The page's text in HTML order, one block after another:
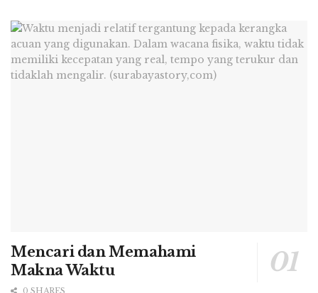
Mencari dan Memahami
Makna Waktu